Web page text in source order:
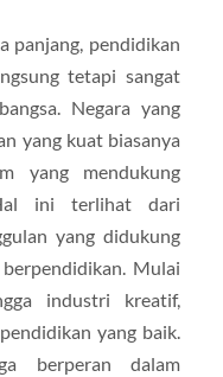
panjang, pendidikan
tetapi sangat
Negara yang
yang kuat biasanya
yang mendukung
ini terlihat dari
yang didukung
Mulai
industri kreatif,
yang baik.
berperan dalam